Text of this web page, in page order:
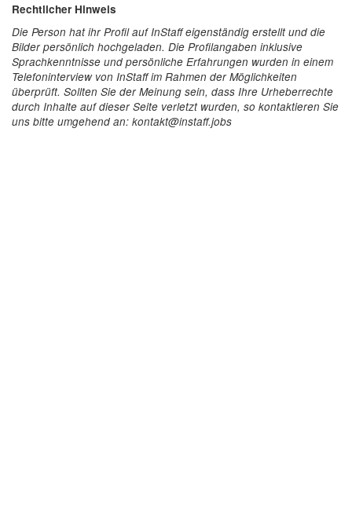
Rechtlicher Hinweis
Die Person hat ihr Profil auf InStaff eigenständig erstellt und die
Bilder persönlich hochgeladen. Die Profilangaben inklusive
Sprachkenntnisse und persönliche Erfahrungen wurden in einem
Telefoninterview von InStaff im Rahmen der Möglichkeiten
überprüft. Sollten Sie der Meinung sein, dass Ihre Urheberrechte
durch Inhalte auf dieser Seite verletzt wurden, so kontaktieren Sie
uns bitte umgehend an: kontakt@instaff.jobs